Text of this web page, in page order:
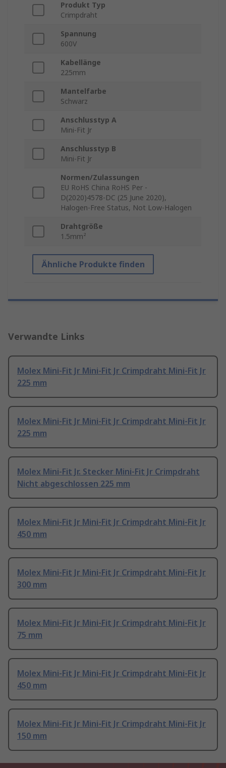
Produkt Typ
Crimpdraht
Spannung
600V
Kabellänge
225mm
Mantelfarbe
Schwarz
Anschlusstyp A
Mini-Fit Jr
Anschlusstyp B
Mini-Fit Jr
Normen/Zulassungen
EU RoHS China RoHS Per -
D(2020)4578-DC (25 June 2020),
Halogen-Free Status, Not Low-Halogen
Drahtgröße
1.5mm²
Ähnliche Produkte finden
Verwandte Links
Molex Mini-Fit Jr Mini-Fit Jr Crimpdraht Mini-Fit Jr
225 mm
Molex Mini-Fit Jr Mini-Fit Jr Crimpdraht Mini-Fit Jr
225 mm
Molex Mini-Fit Jr. Stecker Mini-Fit Jr Crimpdraht
Nicht abgeschlossen 225 mm
Molex Mini-Fit Jr Mini-Fit Jr Crimpdraht Mini-Fit Jr
450 mm
Molex Mini-Fit Jr Mini-Fit Jr Crimpdraht Mini-Fit Jr
300 mm
Molex Mini-Fit Jr Mini-Fit Jr Crimpdraht Mini-Fit Jr
75 mm
Molex Mini-Fit Jr Mini-Fit Jr Crimpdraht Mini-Fit Jr
450 mm
Molex Mini-Fit Jr Mini-Fit Jr Crimpdraht Mini-Fit Jr
150 mm